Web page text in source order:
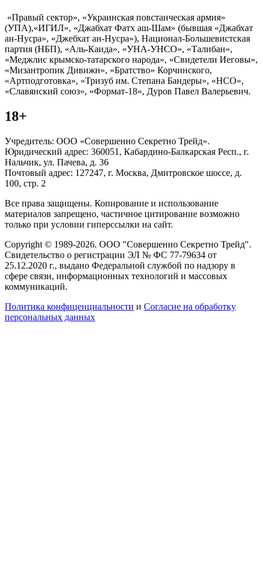
«Правый сектор», «Украинская повстанческая армия»
(УПА),«ИГИЛ», «Джабхат Фатх аш-Шам» (бывшая «Джабхат
ан-Нусра», «Джебхат ан-Нусра»), Национал-Большевистская
партия (НБП), «Аль-Каида», «УНА-УНСО», «Талибан»,
«Меджлис крымско-татарского народа», «Свидетели Иеговы»,
«Мизантропик Дивижн», «Братство» Корчинского,
«Артподготовка», «Тризуб им. Степана Бандеры», «НСО»,
«Славянский союз», «Формат-18», Дуров Павел Валерьевич.
18+
Учредитель: ООО «Совершенно Секретно Трейд».
Юридический адрес: 360051, Кабардино-Балкарская Респ., г.
Нальчик, ул. Пачева, д. 36
Почтовый адрес: 127247, г. Москва, Дмитровское шоссе, д.
100, стр. 2
Все права защищены. Копирование и использование
материалов запрещено, частичное цитирование возможно
только при условии гиперссылки на сайт.
Copyright © 1989-2026. ООО "Совершенно Секретно Трейд".
Свидетельство о регистрации ЭЛ № ФС 77-79634 от
25.12.2020 г., выдано Федеральной службой по надзору в
сфере связи, информационных технологий и массовых
коммуникаций.
Политика конфиценциальности и Согласие на обработку
персональных данных